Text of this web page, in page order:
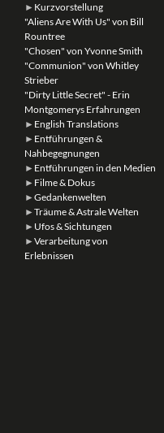
► Kurzvorstellung
"Aliens Are With Us" von Bill
Rountree
"Chosen" von Yvonne Smith
"Communion" von Whitley
Strieber
"Dirty Little Secret" - Erin
Montgomerys Erfahrungen
► English Translations
► Entführungen &
Nahbegegnungen
► Entführungen in den Medien
► Filme & Dokus
► Gedankenwelten
► Träume & Astrale Welten
► Ufos & Sichtungen
► Verarbeitung von
Erlebnissen